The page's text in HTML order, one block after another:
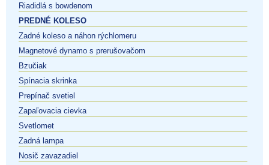
Riadidlá s bowdenom
PREDNÉ KOLESO
Zadné koleso a náhon rýchlomeru
Magnetové dynamo s prerušovačom
Bzučiak
Spínacia skrinka
Prepínač svetiel
Zapaľovacia cievka
Svetlomet
Zadná lampa
Nosič zavazadiel